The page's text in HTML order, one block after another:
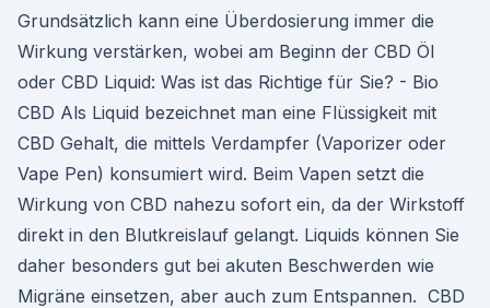
Grundsätzlich kann eine Überdosierung immer die
Wirkung verstärken, wobei am Beginn der CBD Öl
oder CBD Liquid: Was ist das Richtige für Sie? - Bio
CBD Als Liquid bezeichnet man eine Flüssigkeit mit
CBD Gehalt, die mittels Verdampfer (Vaporizer oder
Vape Pen) konsumiert wird. Beim Vapen setzt die
Wirkung von CBD nahezu sofort ein, da der Wirkstoff
direkt in den Blutkreislauf gelangt. Liquids können Sie
daher besonders gut bei akuten Beschwerden wie
Migräne einsetzen, aber auch zum Entspannen. ️ CBD